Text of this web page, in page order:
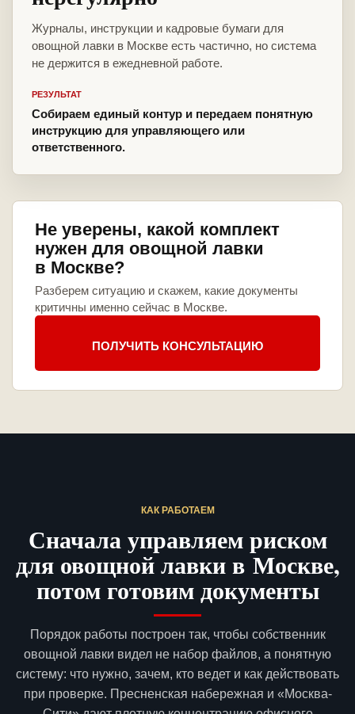
Журналы, инструкции и кадровые бумаги для
овощной лавки в Москве есть частично, но система
не держится в ежедневной работе.
РЕЗУЛЬТАТ
Собираем единый контур и передаем понятную
инструкцию для управляющего или
ответственного.
Не уверены, какой комплект
нужен для овощной лавки
в Москве?
Разберем ситуацию и скажем, какие документы
критичны именно сейчас в Москве.
ПОЛУЧИТЬ КОНСУЛЬТАЦИЮ
КАК РАБОТАЕМ
Сначала управляем риском
для овощной лавки в Москве,
потом готовим документы
Порядок работы построен так, чтобы собственник
овощной лавки видел не набор файлов, а понятную
систему: что нужно, зачем, кто ведет и как действовать
при проверке. Пресненская набережная и «Москва-